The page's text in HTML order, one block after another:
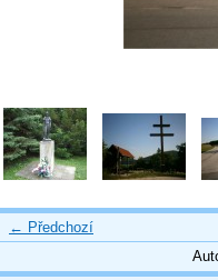
← Předchozí